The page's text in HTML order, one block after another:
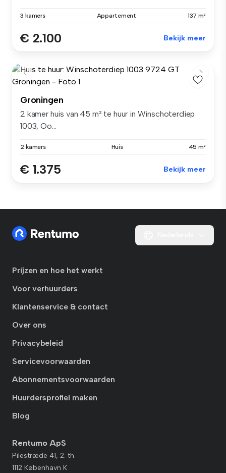
3 kamers Appartement 137 m²
€ 2.100 Bekijk meer
Groningen
2 kamer huis van 45 m² te huur in Winschoterdiep
1003, Oo...
2 kamers Huis 45 m²
€ 1.375 Bekijk meer
Prijzen en hoe het werkt
Voor verhuurders
Klantenservice & contact
Over ons
Privacybeleid
Servicevoorwaarden
Abonnementsvoorwaarden
Huurdersprofiel maken
Blog
Rentumo ApS
Pilestræde 41, 2. th.
1112 København K